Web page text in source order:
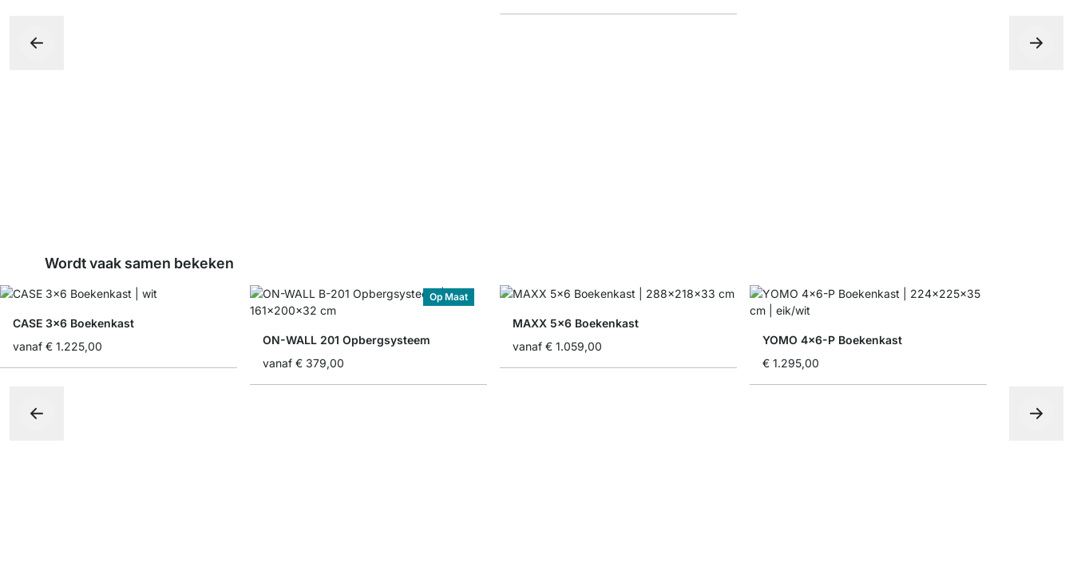
Wordt vaak samen bekeken
CASE 3x6 Boekenkast
vanaf € 1.225,00
Op Maat
ON-WALL 201 Opbergsysteem
vanaf € 379,00
MAXX 5x6 Boekenkast
vanaf € 1.059,00
YOMO 4x6-P Boekenkast
€ 1.295,00